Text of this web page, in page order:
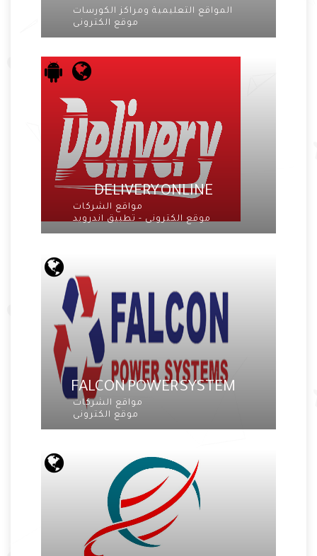
المواقع التعليمية ومراكز الكورسات
موقع الكترونى
DELIVERY ONLINE
مواقع الشركات
موقع الكترونى - تطبيق اندرويد
FALCON POWER SYSTEM
مواقع الشركات
موقع الكترونى